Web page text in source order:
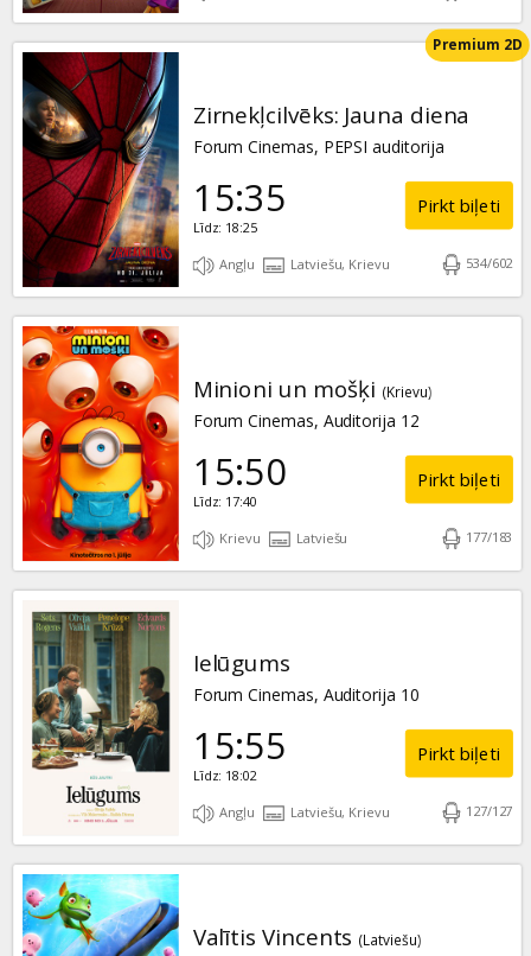
Zirnekļcilvēks: Jauna diena
Forum Cinemas, PEPSI auditorija
Premium 2D
15:35
Līdz: 18:25
Pirkt biļeti
Angļu Latviešu, Krievu 534/602
Minioni un mošķi (Krievu)
Forum Cinemas, Auditorija 12
15:50
Līdz: 17:40
Pirkt biļeti
Krievu Latviešu 177/183
Ielūgums
Forum Cinemas, Auditorija 10
15:55
Līdz: 18:02
Pirkt biļeti
Angļu Latviešu, Krievu 127/127
Valītis Vincents (Latviešu)